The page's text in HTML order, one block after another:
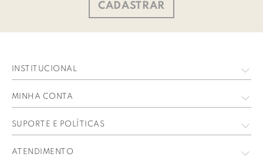
CADASTRAR
INSTITUCIONAL
Quem Somos
MINHA CONTA
Meus Dados
SUPORTE E POLÍTICAS
Política de privacidade
ATENDIMENTO